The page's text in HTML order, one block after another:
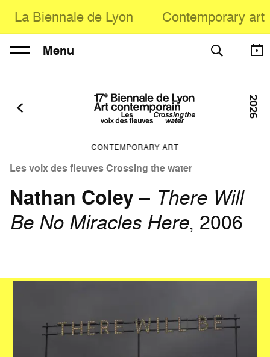
La Biennale de Lyon Contemporary art
Menu
CONTEMPORARY ART
Les voix des fleuves Crossing the water
Nathan Coley – There Will
Be No Miracles Here, 2006
2026